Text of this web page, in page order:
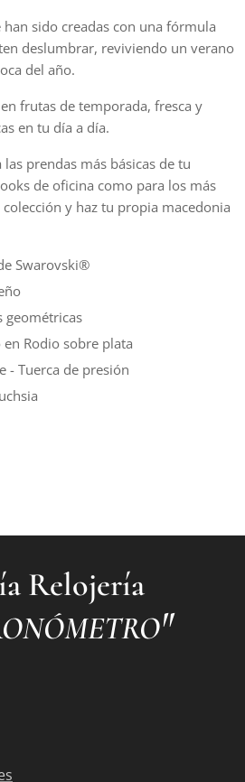
sido creadas con una fórmula
deslumbrar, reviviendo un verano
del año.
frutas de temporada, fresca y
en tu día a día.
prendas más básicas de tu
de oficina como para los más
y haz tu propia macedonia
Swarovski®
geométricas
en Rodio sobre plata
- Tuerca de presión
Relojería
"